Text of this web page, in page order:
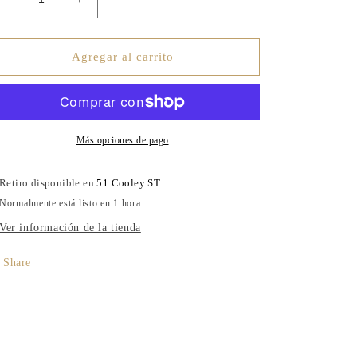
Reducir
cantidad
para
Hypnotized
green
Aumentar
cantidad
para
Hypnotized
green
Agregar al carrito
Más opciones de pago
Retiro disponible en51 Cooley ST
Normalmente está listo en 1 hora
Ver información de la tienda
Share